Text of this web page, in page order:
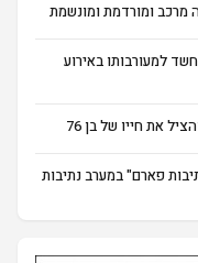
40 לחייו נעצר בחשד למעורבותו באירוע
את חייו של בן 76
פארם" במערב נתיבות